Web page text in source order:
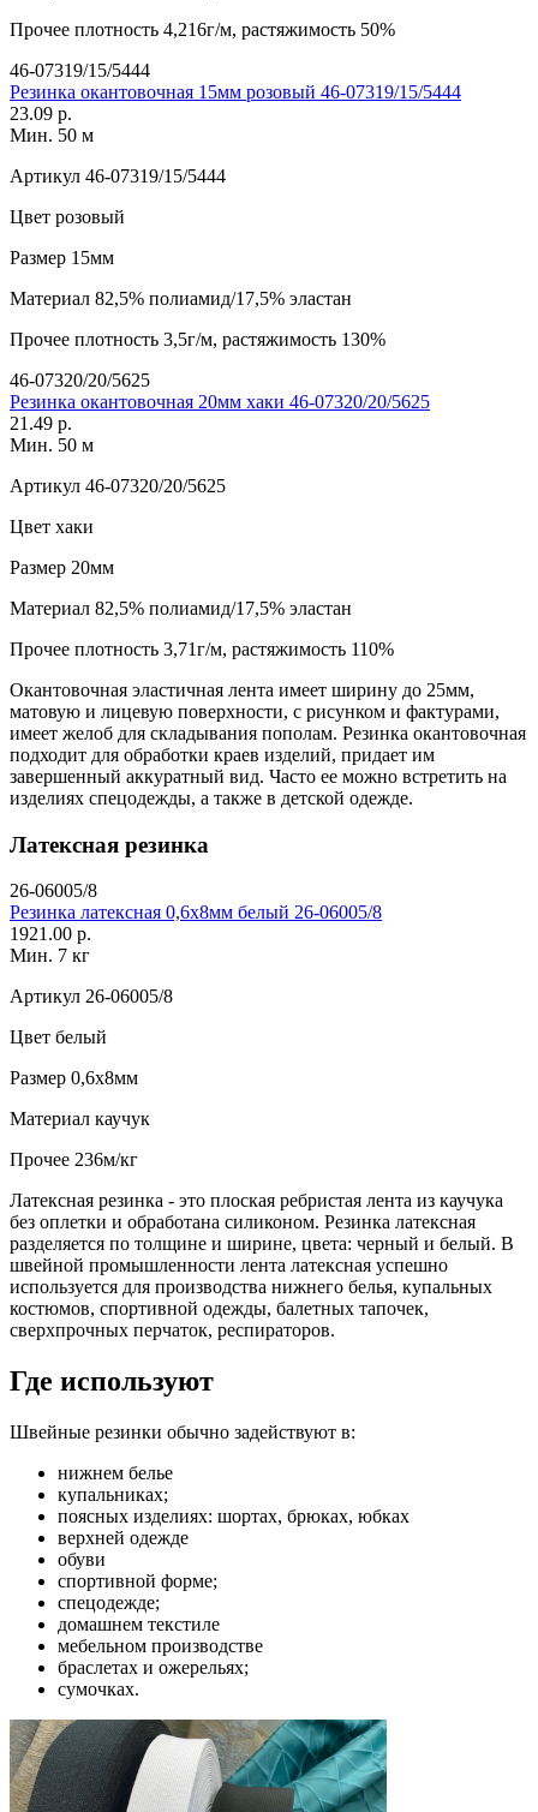
Прочее плотность 4,216г/м, растяжимость 50%
46-07319/15/5444
Резинка окантовочная 15мм розовый 46-07319/15/5444
23.09 р.
Мин. 50 м
Артикул 46-07319/15/5444
Цвет розовый
Размер 15мм
Материал 82,5% полиамид/17,5% эластан
Прочее плотность 3,5г/м, растяжимость 130%
46-07320/20/5625
Резинка окантовочная 20мм хаки 46-07320/20/5625
21.49 р.
Мин. 50 м
Артикул 46-07320/20/5625
Цвет хаки
Размер 20мм
Материал 82,5% полиамид/17,5% эластан
Прочее плотность 3,71г/м, растяжимость 110%
Окантовочная эластичная лента имеет ширину до 25мм,
матовую и лицевую поверхности, с рисунком и фактурами,
имеет желоб для складывания пополам. Резинка окантовочная
подходит для обработки краев изделий, придает им
завершенный аккуратный вид. Часто ее можно встретить на
изделиях спецодежды, а также в детской одежде.
Латексная резинка
26-06005/8
Резинка латексная 0,6х8мм белый 26-06005/8
1921.00 р.
Мин. 7 кг
Артикул 26-06005/8
Цвет белый
Размер 0,6х8мм
Материал каучук
Прочее 236м/кг
Латексная резинка - это плоская ребристая лента из каучука
без оплетки и обработана силиконом. Резинка латексная
разделяется по толщине и ширине, цвета: черный и белый. В
швейной промышленности лента латексная успешно
используется для производства нижнего белья, купальных
костюмов, спортивной одежды, балетных тапочек,
сверхпрочных перчаток, респираторов.
Где используют
Швейные резинки обычно задействуют в:
нижнем белье
купальниках;
поясных изделиях: шортах, брюках, юбках
верхней одежде
обуви
спортивной форме;
спецодежде;
домашнем текстиле
мебельном производстве
браслетах и ожерельях;
сумочках.